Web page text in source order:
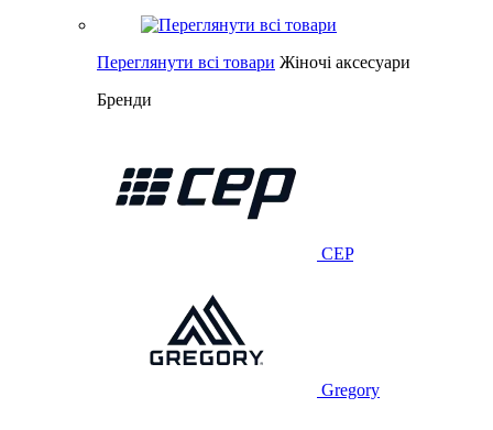
Переглянути всі товари Жіночі аксесуари
Бренди
CEP
Gregory